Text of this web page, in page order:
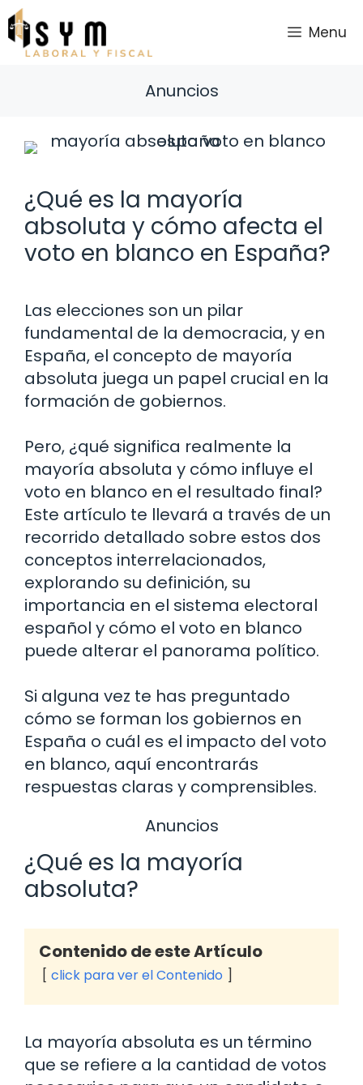
Saltar
al
contenido
Menu
Anuncios
¿Qué es la mayoría
absoluta y cómo afecta el
voto en blanco en España?
Las elecciones son un pilar
fundamental de la democracia, y en
España, el concepto de mayoría
absoluta juega un papel crucial en la
formación de gobiernos.
Pero, ¿qué significa realmente la
mayoría absoluta y cómo influye el
voto en blanco en el resultado final?
Este artículo te llevará a través de un
recorrido detallado sobre estos dos
conceptos interrelacionados,
explorando su definición, su
importancia en el sistema electoral
español y cómo el voto en blanco
puede alterar el panorama político.
Si alguna vez te has preguntado
cómo se forman los gobiernos en
España o cuál es el impacto del voto
en blanco, aquí encontrarás
respuestas claras y comprensibles.
Anuncios
¿Qué es la mayoría
absoluta?
Contenido de este Artículo
click para ver el Contenido
La mayoría absoluta es un término
que se refiere a la cantidad de votos